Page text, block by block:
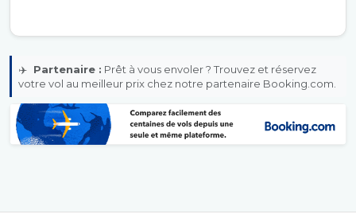
✈️ Partenaire : Prêt à vous envoler ? Trouvez et réservez
votre vol au meilleur prix chez notre partenaire Booking.com.